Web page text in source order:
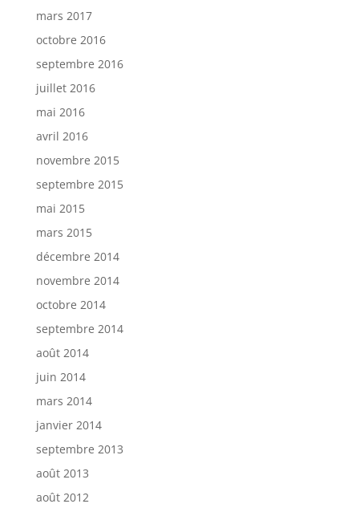
mars 2017
octobre 2016
septembre 2016
juillet 2016
mai 2016
avril 2016
novembre 2015
septembre 2015
mai 2015
mars 2015
décembre 2014
novembre 2014
octobre 2014
septembre 2014
août 2014
juin 2014
mars 2014
janvier 2014
septembre 2013
août 2013
août 2012